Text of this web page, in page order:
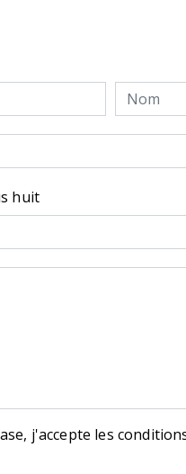
huit
j'accepte les